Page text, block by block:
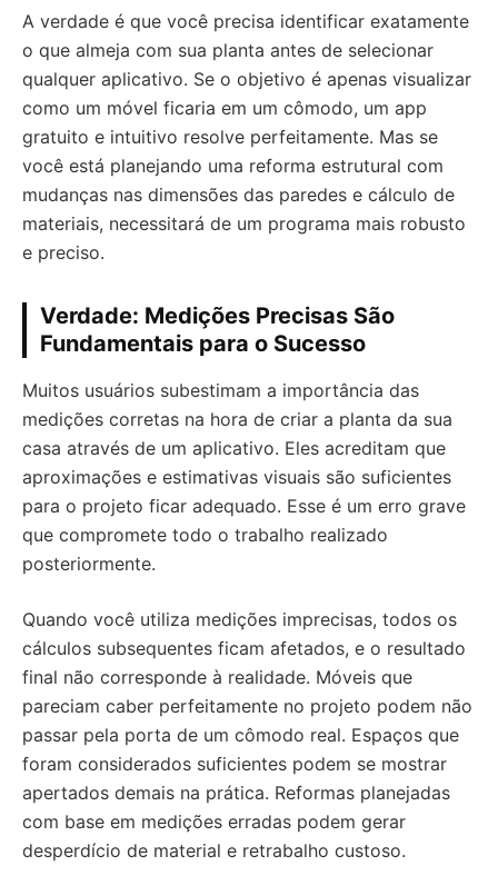
A verdade é que você precisa identificar exatamente
o que almeja com sua planta antes de selecionar
qualquer aplicativo. Se o objetivo é apenas visualizar
como um móvel ficaria em um cômodo, um app
gratuito e intuitivo resolve perfeitamente. Mas se
você está planejando uma reforma estrutural com
mudanças nas dimensões das paredes e cálculo de
materiais, necessitará de um programa mais robusto
e preciso.
Verdade: Medições Precisas São
Fundamentais para o Sucesso
Muitos usuários subestimam a importância das
medições corretas na hora de criar a planta da sua
casa através de um aplicativo. Eles acreditam que
aproximações e estimativas visuais são suficientes
para o projeto ficar adequado. Esse é um erro grave
que compromete todo o trabalho realizado
posteriormente.
Quando você utiliza medições imprecisas, todos os
cálculos subsequentes ficam afetados, e o resultado
final não corresponde à realidade. Móveis que
pareciam caber perfeitamente no projeto podem não
passar pela porta de um cômodo real. Espaços que
foram considerados suficientes podem se mostrar
apertados demais na prática. Reformas planejadas
com base em medições erradas podem gerar
desperdício de material e retrabalho custoso.